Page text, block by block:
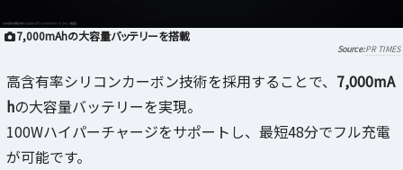
7,000mAhの大容量バッテリーを搭載
PR TIMES
高含有率シリコンカーボン技術を採用することで、 7,000mA
hの大容量バッテリーを実現。
100Wハイパーチャージをサポートし、最短48分でフル充電
が可能です。